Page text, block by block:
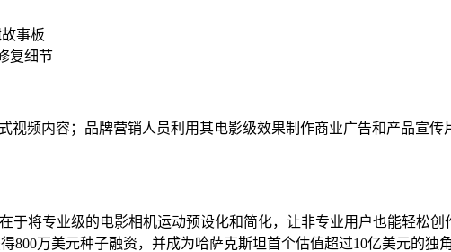
事板
复细节
视频内容；品牌营销人员利用其电影级效果制作商业广告和产品宣
于将专业级的电影相机运动预设化和简化，让非专业用户也能轻松
万美元种子融资，并成为哈萨克斯坦首个估值超过10亿美元的独角